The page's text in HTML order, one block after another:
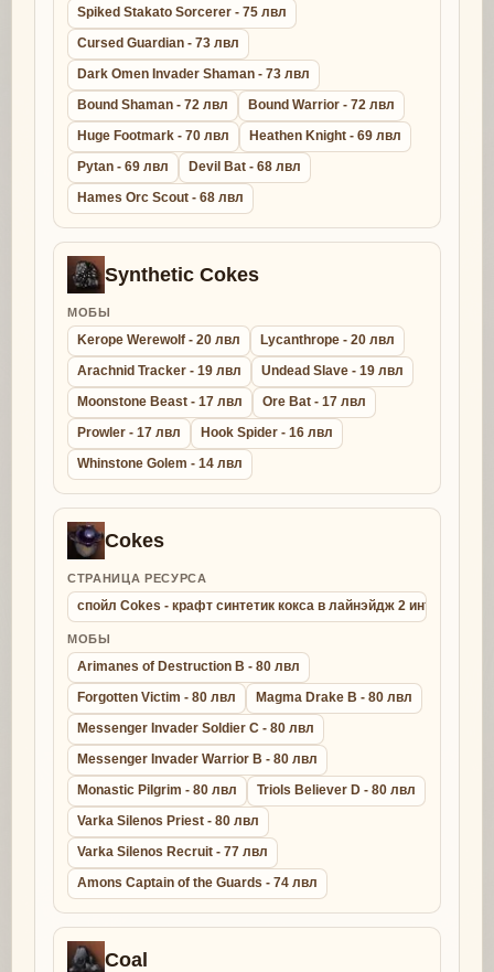
Spiked Stakato Sorcerer - 75 лвл
Cursed Guardian - 73 лвл
Dark Omen Invader Shaman - 73 лвл
Bound Shaman - 72 лвл
Bound Warrior - 72 лвл
Huge Footmark - 70 лвл
Heathen Knight - 69 лвл
Pytan - 69 лвл
Devil Bat - 68 лвл
Hames Orc Scout - 68 лвл
Synthetic Cokes
МОБЫ
Kerope Werewolf - 20 лвл
Lycanthrope - 20 лвл
Arachnid Tracker - 19 лвл
Undead Slave - 19 лвл
Moonstone Beast - 17 лвл
Ore Bat - 17 лвл
Prowler - 17 лвл
Hook Spider - 16 лвл
Whinstone Golem - 14 лвл
Cokes
СТРАНИЦА РЕСУРСА
спойл Cokes - крафт синтетик кокса в лайнэйдж 2 интерлюд
МОБЫ
Arimanes of Destruction B - 80 лвл
Forgotten Victim - 80 лвл
Magma Drake B - 80 лвл
Messenger Invader Soldier C - 80 лвл
Messenger Invader Warrior B - 80 лвл
Monastic Pilgrim - 80 лвл
Triols Believer D - 80 лвл
Varka Silenos Priest - 80 лвл
Varka Silenos Recruit - 77 лвл
Amons Captain of the Guards - 74 лвл
Coal